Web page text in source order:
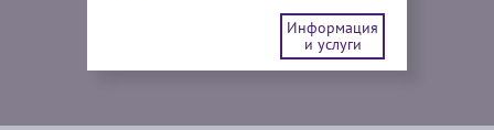
Информация
и услуги